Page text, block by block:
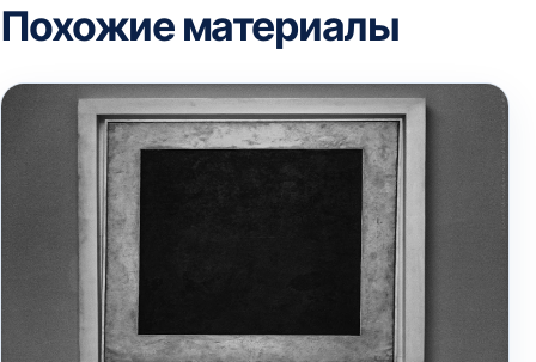
Похожие материалы